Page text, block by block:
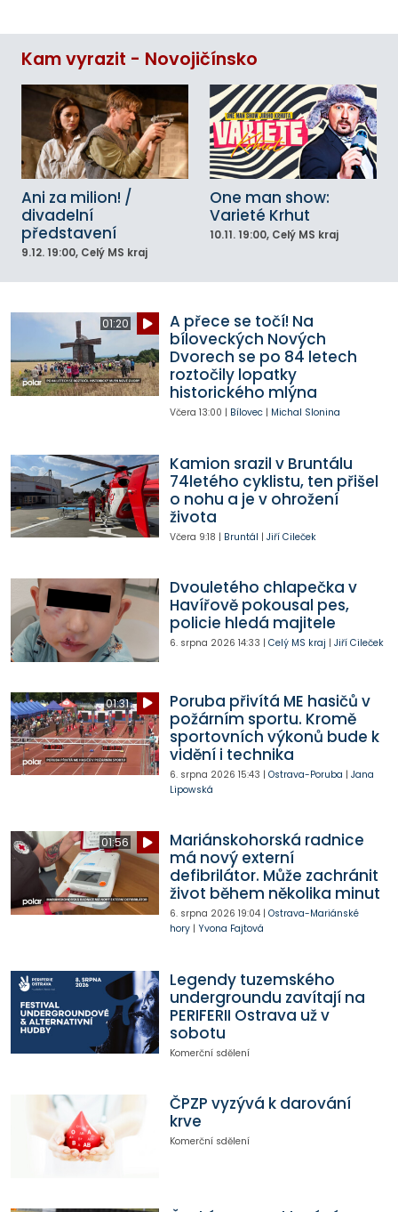
Kam vyrazit - Novojičínsko
Ani za milion! /
divadelní
představení
9.12. 19:00, Celý MS kraj
One man show:
Varieté Krhut
10.11. 19:00, Celý MS kraj
01:20
A přece se točí! Na
bíloveckých Nových
Dvorech se po 84 letech
roztočily lopatky
historického mlýna
Včera 13:00 | Bílovec| Michal Slonina
Kamion srazil v Bruntálu
74letého cyklistu, ten přišel
o nohu a je v ohrožení
života
Včera 9:18 | Bruntál | Jiří Cileček
Dvouletého chlapečka v
Havířově pokousal pes,
policie hledá majitele
6. srpna 2026 14:33 | Celý MS kraj | Jiří Cileček
01:31
Poruba přivítá ME hasičů v
požárním sportu. Kromě
sportovních výkonů bude k
vidění i technika
6. srpna 2026 15:43 | Ostrava-Poruba | Jana
Lipowská
01:56
Mariánskohorská radnice
má nový externí
defibrilátor. Může zachránit
život během několika minut
6. srpna 2026 19:04| Ostrava-Mariánské
hory| Yvona Fajtová
Legendy tuzemského
undergroundu zavítají na
PERIFERII Ostrava už v
sobotu
Komerční sdělení
ČPZP vyzývá k darování
krve
Komerční sdělení